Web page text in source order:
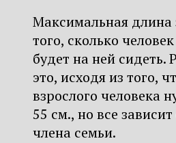
Максимальная длина
того, сколько
будет на ней сидеть.
это, исходя из того,
взрослого человека
55 см., но все
члена семьи.